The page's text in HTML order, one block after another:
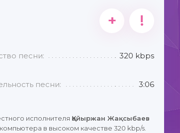
+ !
песни: 320 kbps
песни: 3:06
исполнителя Қайыржан Жақсыбаев
в высоком качестве 320 kbp/s.